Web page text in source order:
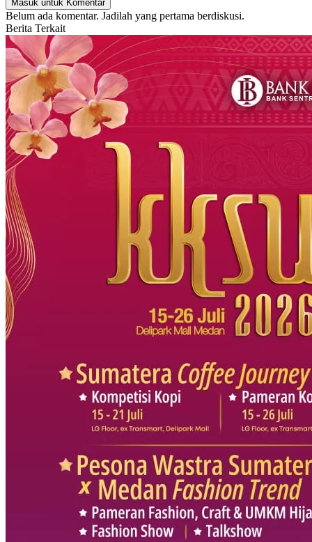
Masuk untuk Komentar
Belum ada komentar. Jadilah yang pertama berdiskusi.
Berita Terkait